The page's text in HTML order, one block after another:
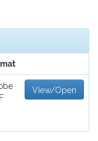
View/Open